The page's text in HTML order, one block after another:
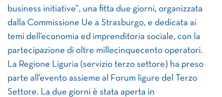
business initiative”, una fitta due giorni, organizzata
dalla Commissione Ue a Strasburgo, e dedicata ai
temi dell’economia ed imprenditoria sociale, con la
partecipazione di oltre millecinquecento operatori.
La Regione Liguria (servizio terzo settore) ha preso
parte all’evento assieme al Forum ligure del Terzo
Settore. La due giorni è stata aperta in